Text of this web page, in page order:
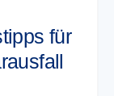
für